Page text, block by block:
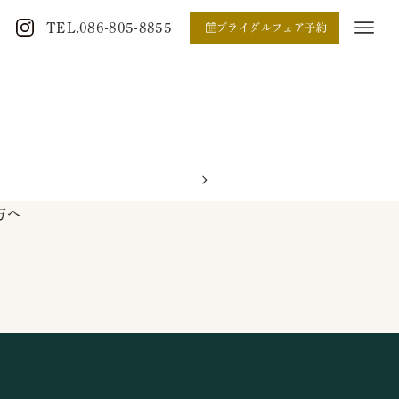
TEL.086-805-8855 ブライダルフェア予約
へ